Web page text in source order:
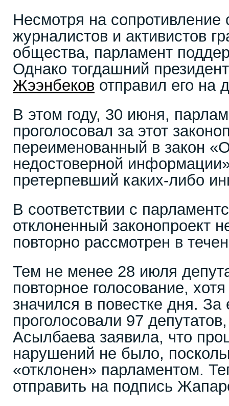
Несмотря на сопротивление
журналистов и активистов
общества, парламент
Однако тогдашний
Жээнбеков отправил его на
В этом году, 30 июня,
проголосовал за этот
переименованный в закон
недостоверной
претерпевший каких-либо
В соответствии с
отклоненный законопроект
повторно рассмотрен в
Тем не менее 28 июля
повторное голосование,
значился в повестке дня. За
проголосовали 97
Асылбаева заявила, что
нарушений не было,
«отклонен» парламентом.
отправить на подпись